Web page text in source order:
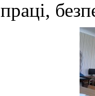
праці,